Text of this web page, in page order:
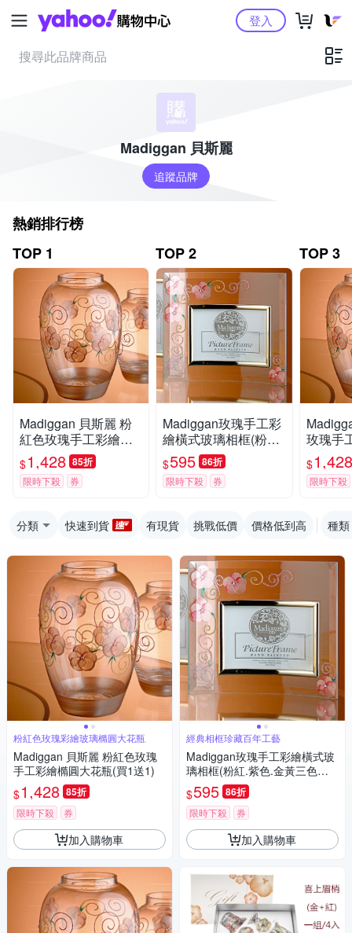
Yahoo購物中心登入
Madiggan 貝斯麗
追蹤品牌
熱銷排行榜
TOP 1
Madiggan 貝斯麗 粉
紅色玫瑰手工彩繪橢
圓大花瓶(買1送1)
$1,428 85折
限時下殺 券
TOP 2
Madiggan玫瑰手工彩
繪橫式玻璃相框(粉紅.
紫色.金黃三色任選)
$595 86折
限時下殺 券
TOP 3
玫瑰手
橢圓
$1,428
限時下殺
分類 快速到貨 有現貨 挑戰低價 價格低到高 種類
粉紅色玫瑰彩繪玻璃橢圓大花瓶
Madiggan 貝斯麗 粉紅色玫瑰
手工彩繪橢圓大花瓶(買1送1)
$1,428 85折
限時下殺 券
加入購物車
經典相框珍藏百年工藝
Madiggan玫瑰手工彩繪橫式玻
璃相框(粉紅.紫色.金黃三色任
選)
$595 86折
限時下殺 券
加入購物車